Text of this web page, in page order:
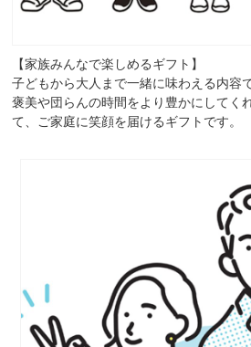
【家族みんなで楽しめるギフト】
子どもから大人まで一緒に味わえる内容
褒美や団らんの時間をより豊かにしてく
て、ご家庭に笑顔を届けるギフトです。